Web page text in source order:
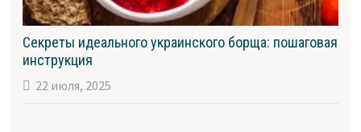
Секреты идеального украинского борща: пошаговая
инструкция
22 июля, 2025